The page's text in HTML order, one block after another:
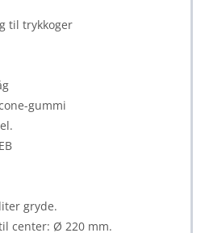
til trykkoger
gummi
gryde.
center: Ø 220 mm.